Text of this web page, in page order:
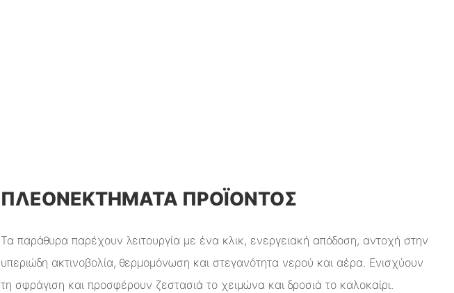
ΠΛΕΟΝΕΚΤΉΜΑΤΑ ΠΡΟΪΌΝΤΟΣ
Τα παράθυρα παρέχουν λειτουργία με ένα κλικ, ενεργειακή απόδοση, αντοχή στην
υπεριώδη ακτινοβολία, θερμομόνωση και στεγανότητα νερού και αέρα. Ενισχύουν
τη σφράγιση και προσφέρουν ζεστασιά το χειμώνα και δροσιά το καλοκαίρι.